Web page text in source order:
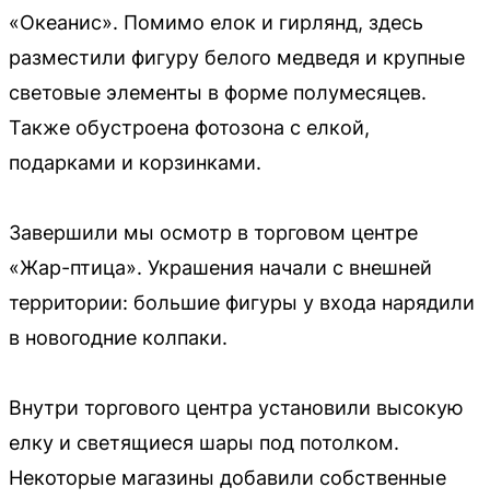
«Океанис». Помимо елок и гирлянд, здесь
разместили фигуру белого медведя и крупные
световые элементы в форме полумесяцев.
Также обустроена фотозона с елкой,
подарками и корзинками.
Завершили мы осмотр в торговом центре
«Жар-птица». Украшения начали с внешней
территории: большие фигуры у входа нарядили
в новогодние колпаки.
Внутри торгового центра установили высокую
елку и светящиеся шары под потолком.
Некоторые магазины добавили собственные